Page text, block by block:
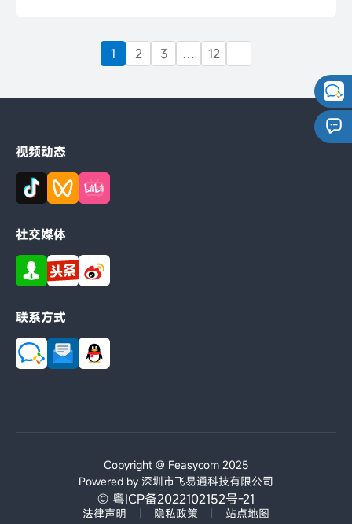
1 2 3 … 12
视频动态
社交媒体
联系方式
Copyright @ Feasycom 2025
Powered by 深圳市飞易通科技有限公司
© 粤ICP备2022102152号-21
法律声明 | 隐私政策 | 站点地图